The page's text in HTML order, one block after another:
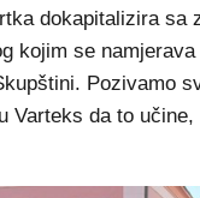
dokapitalizira sa
kojim se
Pozivamo
Varteks da to učine,